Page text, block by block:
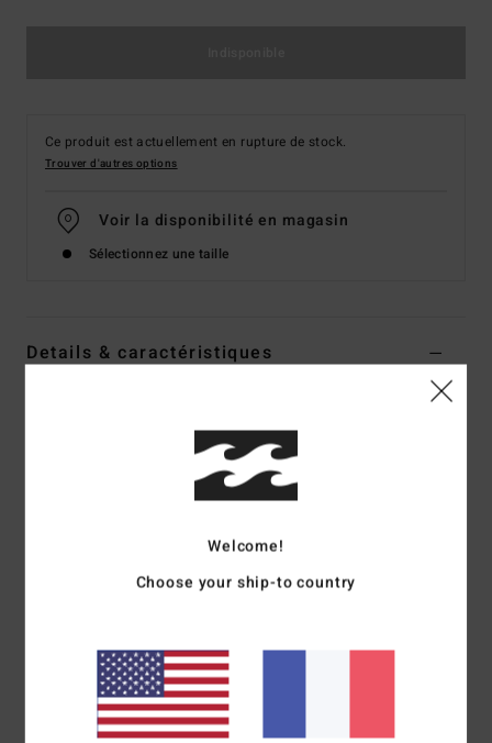
Ce produit est actuellement en rupture de stock.
Trouver d'autres options
Voir la disponibilité en magasin
Sélectionnez une taille
Details & caractéristiques
Code couleur
Matière recyclée douce et stretch en polyester
Coupe Hike
Bretelles :fermeture et bretelles réglables
Couvrance :couvrance minimale
Échancrure :échancrure haute sur la jambe
Autres caractéristiques : Armatures
Welcome!
Choose your ship-to country